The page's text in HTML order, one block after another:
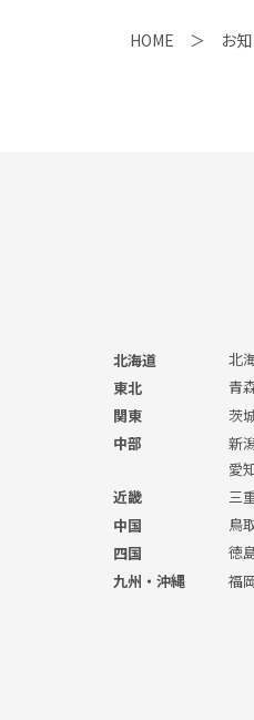
HOME お
北海道
北
東北
青
関東
茨
中部
新
愛
近畿
三
中国
鳥
四国
徳
九州・沖縄
福